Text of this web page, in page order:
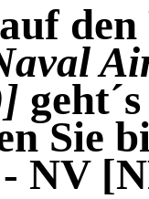
Sie
- NV